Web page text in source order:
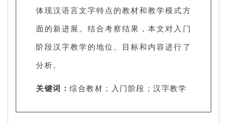
体现汉语言文字特点的教材和教学模式方
面的新进展。结合考察结果，本文对入门
阶段汉字教学的地位、目标和内容进行了
分析。
关键词： 综合教材；入门阶段；汉字教学